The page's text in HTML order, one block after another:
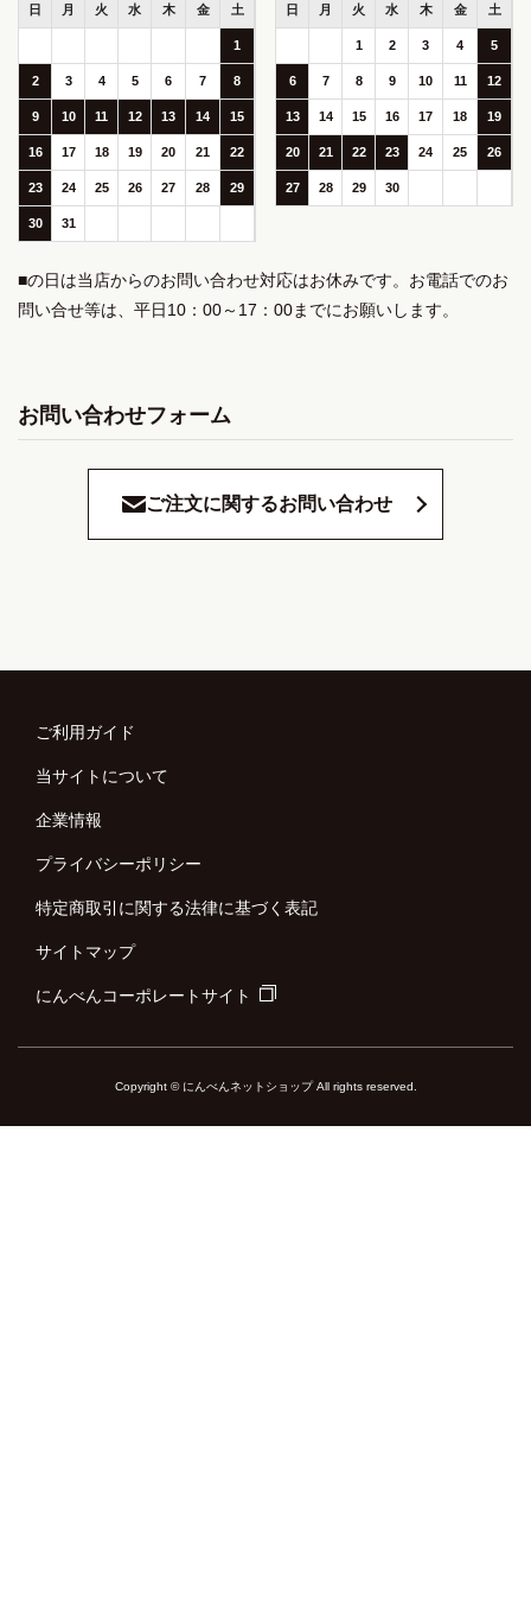
日 月 火 水 木 金 土
1
2 3 4 5 6 7 8
9 10 11 12 13 14 15
16 17 18 19 20 21 22
23 24 25 26 27 28 29
30 31
日 月 火 水 木 金 土
1 2 3 4 5
6 7 8 9 10 11 12
13 14 15 16 17 18 19
20 21 22 23 24 25 26
27 28 29 30
■の日は当店からのお問い合わせ対応はお休みです。お電話でのお
問い合せ等は、平日10：00～17：00までにお願いします。
お問い合わせフォーム
ご注文に関するお問い合わせ
ご利用ガイド
当サイトについて
企業情報
プライバシーポリシー
特定商取引に関する法律に基づく表記
サイトマップ
にんべんコーポレートサイト
Copyright © にんべんネットショップ All rights reserved.